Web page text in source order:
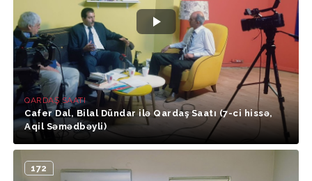
QARDAŞ SAATI
Cafer Dal, Bilal Dündar ilə Qardaş Saatı (7-ci hissə,
Aqil Səmədbəyli)
172